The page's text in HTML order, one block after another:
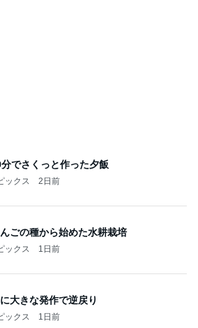
でさくっと作った夕飯
ックス 2日前
ごの種から始めた水耕栽培
ックス 1日前
大きな発作で逆戻り
ックス 1日前